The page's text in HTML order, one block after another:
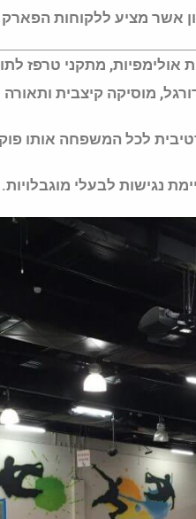
אשר מציע ללקוחות הפארק
מתקני טרפז
מוסיקה קיצבית
לכל המשפחה אותו
נגישות לבעלי מוגבלויות.